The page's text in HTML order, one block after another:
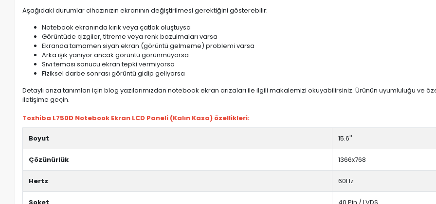
Aşağıdaki durumlar cihazınızın ekranının değiştirilmesi gerektiğini gösterebilir:
Notebook ekranında kırık veya çatlak oluştuysa
Görüntüde çizgiler, titreme veya renk bozulmaları varsa
Ekranda tamamen siyah ekran (görüntü gelmeme) problemi varsa
Arka ışık yanıyor ancak görüntü görünmüyorsa
Sıvı teması sonucu ekran tepki vermiyorsa
Fiziksel darbe sonrası görüntü gidip geliyorsa
Detaylı arıza tanımları için blog yazılarımızdan notebook ekran arızaları ile ilgili makalemizi okuyabilirsiniz. Ürünün uyumluluğu
iletişime geçin.
Toshiba L750D Notebook Ekran LCD Paneli (Kalın Kasa) özellikleri:
Boyut 15.6''
Çözünürlük 1366x768
Hertz 60Hz